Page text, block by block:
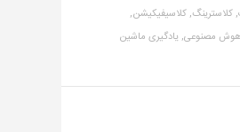
کلاسترینگ,کلاسیفیکیشن,
هوش مصنوعی, یادگیری ماشین